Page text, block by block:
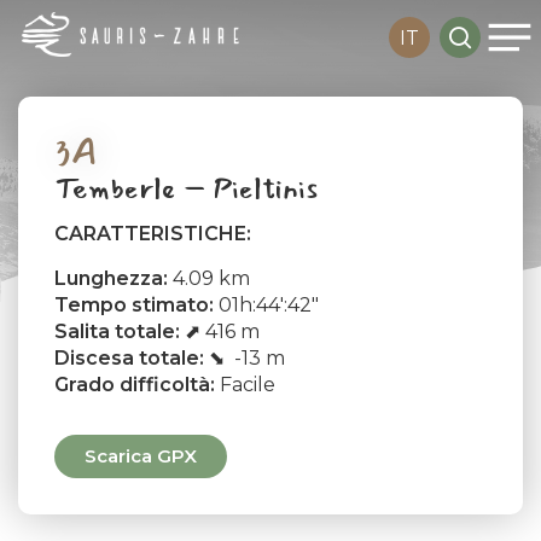
Skip
content
IT search
3A
Temberle – Pieltinis
CARATTERISTICHE:
Lunghezza: 4.09 km
Tempo stimato: 01h:44′:42″
Salita totale: ⬈ 416 m
Discesa totale: ⬊ -13 m
Grado difficoltà: Facile
Scarica GPX